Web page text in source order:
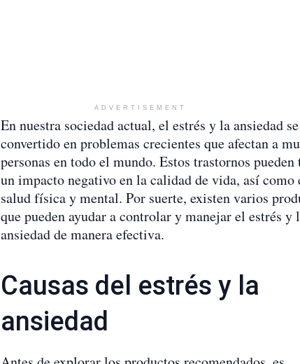
ADVERTISEMENT
En nuestra sociedad actual, el estrés y la ansiedad
convertido en problemas crecientes que afectan a
personas en todo el mundo. Estos trastornos pueden
un impacto negativo en la calidad de vida, así como
salud física y mental. Por suerte, existen varios
que pueden ayudar a controlar y manejar el estrés y
ansiedad de manera efectiva.
Causas del estrés y la
ansiedad